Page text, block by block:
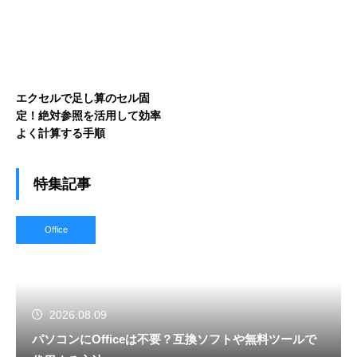
エクセルで足し算のセル固
定！絶対参照を活用して効率
よく計算する手順
特集記事
Office
2026.08.09
パソコンにOfficeは不要？互換ソフトや無料ツールで